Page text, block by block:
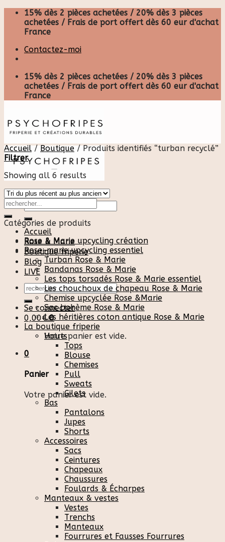
Skip
content
15% dès 2 pièces achetées / 20% dès 3 pièces
achetées / Frais de port offert dès 60 eur d'achat
France
Contactez-moi
15% dès 2 pièces achetées / 20% dès 3 pièces
achetées / Frais de port offert dès 60 eur d'achat
France
Recherche
pour :
Accueil
Rose & Marie
Boutique friperie
Blog
LIVE
Recherche
pour :
Se connecter
0,00€ 0
Votre panier est vide.
0
Panier
Votre panier est vide.
Accueil / Boutique /Produits identifiés “turban recyclé”
Filtrer
Showing all 6 results
Catégories de produits
Rose & Marie upcycling création
Rose-marie upcycling essentiel
Turban Rose & Marie
Bandanas Rose & Marie
Les tops torsadés Rose & Marie essentiel
Les chouchoux de chapeau Rose & Marie
Chemise upcyclée Rose &Marie
Sac bohème Rose & Marie
Les héritières coton antique Rose & Marie
La boutique friperie
Hauts
Tops
Blouse
Chemises
Pull
Sweats
Gilets
Bas
Pantalons
Jupes
Shorts
Accessoires
Sacs
Ceintures
Chapeaux
Chaussures
Foulards & Écharpes
Manteaux & vestes
Vestes
Trenchs
Manteaux
Fourrures et Fausses Fourrures